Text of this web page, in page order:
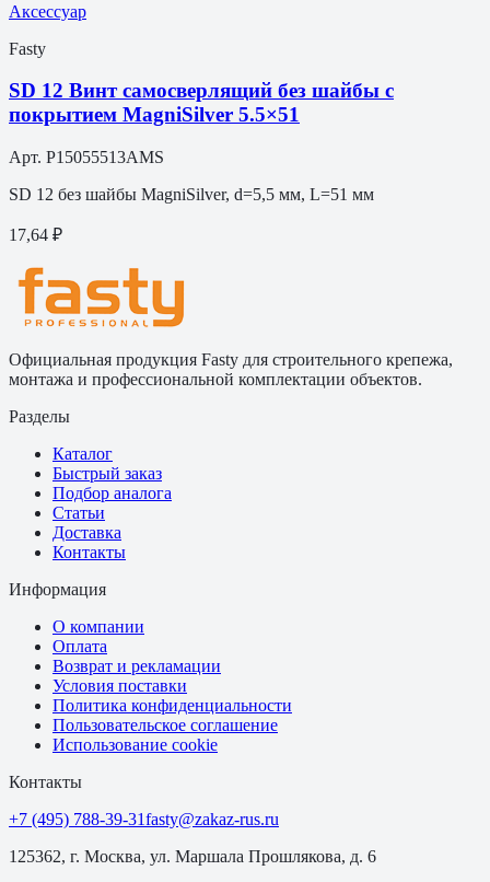
Аксессуар
Fasty
SD 12 Винт самосверлящий без шайбы с
покрытием MagniSilver 5.5×51
Арт. P15055513AMS
SD 12 без шайбы MagniSilver, d=5,5 мм, L=51 мм
17,64 ₽
Официальная продукция Fasty для строительного крепежа,
монтажа и профессиональной комплектации объектов.
Разделы
Каталог
Быстрый заказ
Подбор аналога
Статьи
Доставка
Контакты
Информация
О компании
Оплата
Возврат и рекламации
Условия поставки
Политика конфиденциальности
Пользовательское соглашение
Использование cookie
Контакты
+7 (495) 788-39-31fasty@zakaz-rus.ru
125362, г. Москва, ул. Маршала Прошлякова, д. 6